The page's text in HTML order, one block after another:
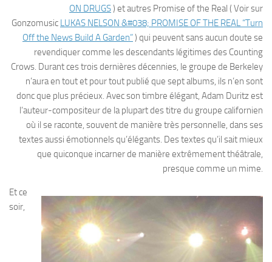
ON DRUGS ) et autres Promise of the Real ( Voir sur
Gonzomusic LUKAS NELSON &#038; PROMISE OF THE REAL “Turn
Off the News Build A Garden” ) qui peuvent sans aucun doute se
revendiquer comme les descendants légitimes des Counting
Crows. Durant ces trois dernières décennies, le groupe de Berkeley
n’aura en tout et pour tout publié que sept albums, ils n’en sont
donc que plus précieux. Avec son timbre élégant, Adam Duritz est
l’auteur-compositeur de la plupart des titre du groupe californien
où il se raconte, souvent de manière très personnelle, dans ses
textes aussi émotionnels qu’élégants. Des textes qu’il sait mieux
que quiconque incarner de manière extrêmement théâtrale,
presque comme un mime.
Et ce
soir,